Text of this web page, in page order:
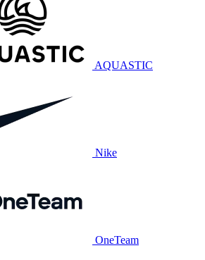
AQUASTIC
Nike
OneTeam